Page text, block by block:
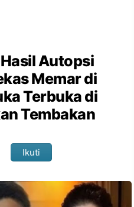
Autopsi
Memar di
Terbuka di
Tembakan
Ikuti